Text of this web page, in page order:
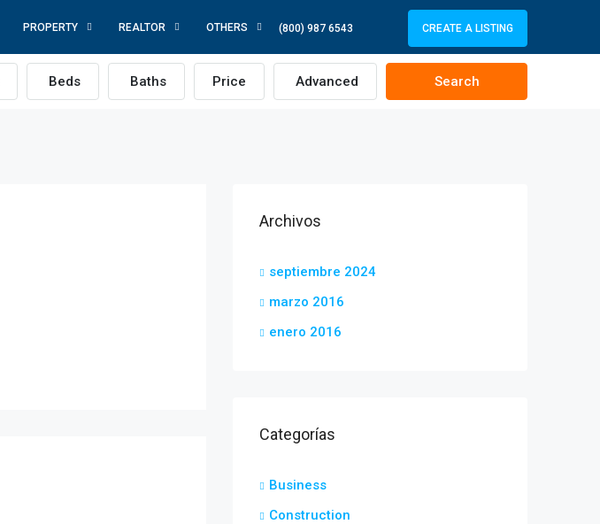
PROPERTY REALTOR OTHERS (800) 987 6543 CREATE A LISTING
Beds Baths Price Advanced Search
Archivos
septiembre 2024
marzo 2016
enero 2016
Categorías
Business
Construction